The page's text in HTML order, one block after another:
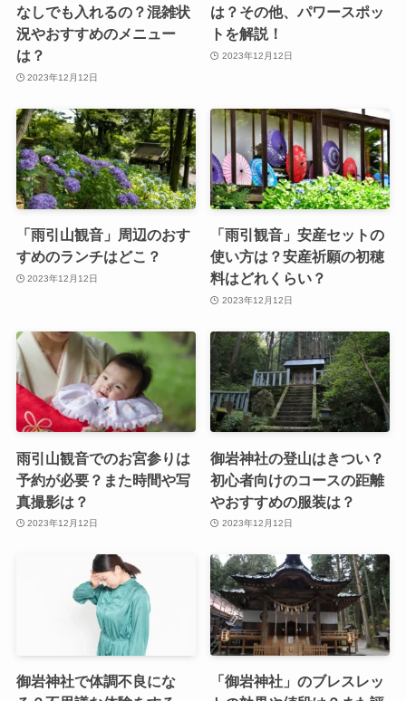
なしでも入れるの？混雑状
況やおすすめのメニュー
は？
2023年12月12日
は？その他、パワースポッ
トを解説！
2023年12月12日
「雨引山観音」周辺のおす
すめのランチはどこ？
2023年12月12日
「雨引観音」安産セットの
使い方は？安産祈願の初穂
料はどれくらい？
2023年12月12日
雨引山観音でのお宮参りは
予約が必要？また時間や写
真撮影は？
2023年12月12日
御岩神社の登山はきつい？
初心者向けのコースの距離
やおすすめの服装は？
2023年12月12日
御岩神社で体調不良にな
「御岩神社」のブレスレッ